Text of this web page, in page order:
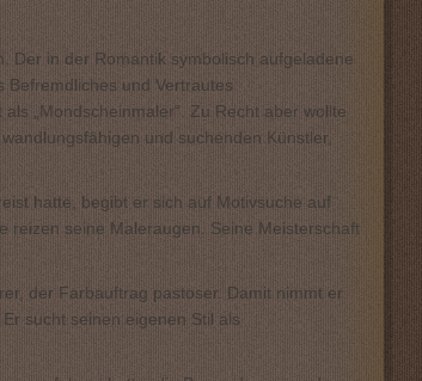
Der in der Romantik symbolisch aufgeladene
und Vertrautes
„Mondscheinmaler“. Zu Recht aber wollte
und suchenden Künstler,
hatte, begibt er sich auf Motivsuche auf
reizen seine Maleraugen. Seine Meisterschaft
der Farbauftrag pastoser. Damit nimmt er
sucht seinen eigenen Stil als